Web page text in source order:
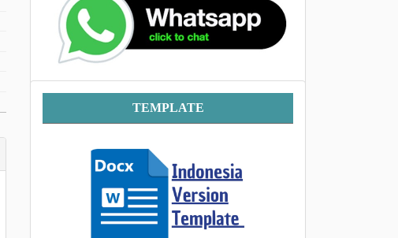
TemplateTEMPLATE